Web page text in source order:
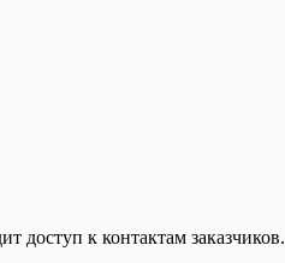
доступ к контактам заказчиков.